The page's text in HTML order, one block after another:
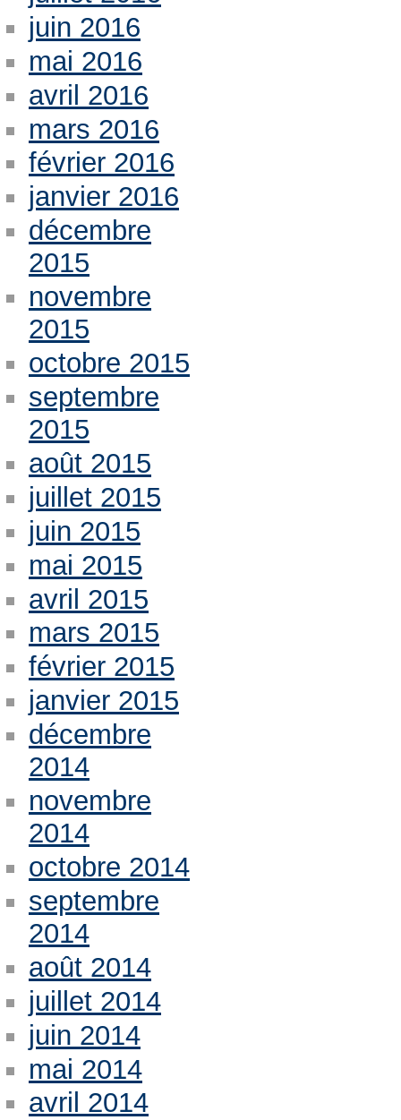
juin 2016
mai 2016
avril 2016
mars 2016
février 2016
janvier 2016
décembre
2015
novembre
2015
octobre 2015
septembre
2015
août 2015
juillet 2015
juin 2015
mai 2015
avril 2015
mars 2015
février 2015
janvier 2015
décembre
2014
novembre
2014
octobre 2014
septembre
2014
août 2014
juillet 2014
juin 2014
mai 2014
avril 2014